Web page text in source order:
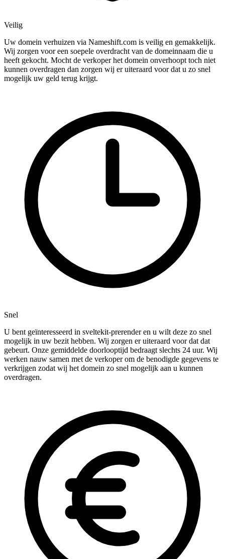
Veilig
Uw domein verhuizen via Nameshift.com is veilig en gemakkelijk.
Wij zorgen voor een soepele overdracht van de domeinnaam die u
heeft gekocht. Mocht de verkoper het domein onverhoopt toch niet
kunnen overdragen dan zorgen wij er uiteraard voor dat u zo snel
mogelijk uw geld terug krijgt.
Snel
U bent geïnteresseerd in sveltekit-prerender en u wilt deze zo snel
mogelijk in uw bezit hebben. Wij zorgen er uiteraard voor dat dat
gebeurt. Onze gemiddelde doorlooptijd bedraagt slechts 24 uur. Wij
werken nauw samen met de verkoper om de benodigde gegevens te
verkrijgen zodat wij het domein zo snel mogelijk aan u kunnen
overdragen.